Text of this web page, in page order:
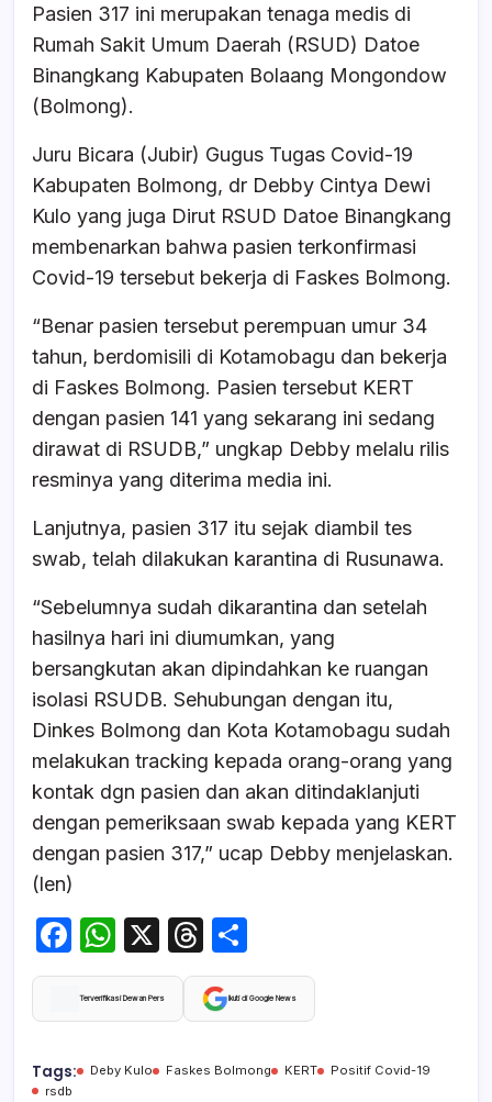
Pasien 317 ini merupakan tenaga medis di
Rumah Sakit Umum Daerah (RSUD) Datoe
Binangkang Kabupaten Bolaang Mongondow
(Bolmong).
Juru Bicara (Jubir) Gugus Tugas Covid-19
Kabupaten Bolmong, dr Debby Cintya Dewi
Kulo yang juga Dirut RSUD Datoe Binangkang
membenarkan bahwa pasien terkonfirmasi
Covid-19 tersebut bekerja di Faskes Bolmong.
“Benar pasien tersebut perempuan umur 34
tahun, berdomisili di Kotamobagu dan bekerja
di Faskes Bolmong. Pasien tersebut KERT
dengan pasien 141 yang sekarang ini sedang
dirawat di RSUDB,” ungkap Debby melalu rilis
resminya yang diterima media ini.
Lanjutnya, pasien 317 itu sejak diambil tes
swab, telah dilakukan karantina di Rusunawa.
“Sebelumnya sudah dikarantina dan setelah
hasilnya hari ini diumumkan, yang
bersangkutan akan dipindahkan ke ruangan
isolasi RSUDB. Sehubungan dengan itu,
Dinkes Bolmong dan Kota Kotamobagu sudah
melakukan tracking kepada orang-orang yang
kontak dgn pasien dan akan ditindaklanjuti
dengan pemeriksaan swab kepada yang KERT
dengan pasien 317,” ucap Debby menjelaskan.
(len)
F
a
c
b
W
h
at
A
X
T
hr
e
d
h
ar
Terverifikasi Dewan Pers Ikuti di Google News
Tags: Deby Kulo Faskes Bolmong KERT
Positif Covid-19
rsdb